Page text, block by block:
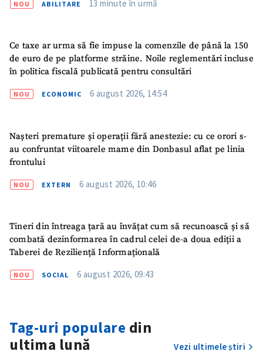
SUSȚINE
NOU ABILITARE 13 minute în urmă
Ce taxe ar urma să fie impuse la comenzile de până la 150
de euro de pe platforme străine. Noile reglementări incluse
în politica fiscală publicată pentru consultări
NOU ECONOMIC 6 august 2026, 14:54
Nașteri premature și operații fără anestezie: cu ce orori s-
au confruntat viitoarele mame din Donbasul aflat pe linia
frontului
NOU EXTERN 6 august 2026, 10:46
Tineri din întreaga țară au învățat cum să recunoască și să
combată dezinformarea în cadrul celei de-a doua ediții a
Taberei de Reziliență Informațională
NOU SOCIAL 6 august 2026, 09:43
Tag-uri populare din
ultima lună
Vezi ultimele știri